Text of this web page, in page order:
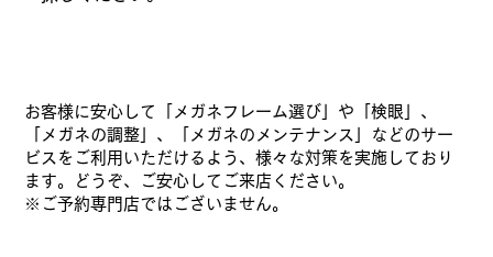
お客様に安心して「メガネフレーム選び」や「検眼」、
「メガネの調整」、「メガネのメンテナンス」などのサー
ビスをご利用いただけるよう、様々な対策を実施しており
ます。
どうぞ、ご安心してご来店ください。
※ご予約専門店ではございません。